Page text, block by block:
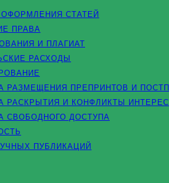
ОФОРМЛЕНИЯ СТАТЕЙ
ПРАВА
И ПЛАГИАТ
РАСХОДЫ
РАЗМЕЩЕНИЯ ПРЕПРИНТОВ И
РАСКРЫТИЯ И КОНФЛИКТЫ
СВОБОДНОГО ДОСТУПА
ПУБЛИКАЦИЙ